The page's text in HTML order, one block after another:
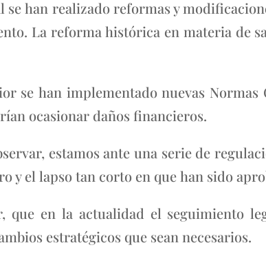
se han realizado reformas y
La reforma histórica en materia de
se han implementado nuevas
ocasionar daños financieros.
estamos ante una serie de
y el lapso tan corto en que han sido
que en la actualidad el seguimiento
estratégicos que sean necesarios.